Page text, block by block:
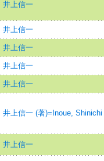
井上信一
井上信一
井上信一
井上信一
井上信一
井上信一 (著)=Inoue, Shinichi
井上信一